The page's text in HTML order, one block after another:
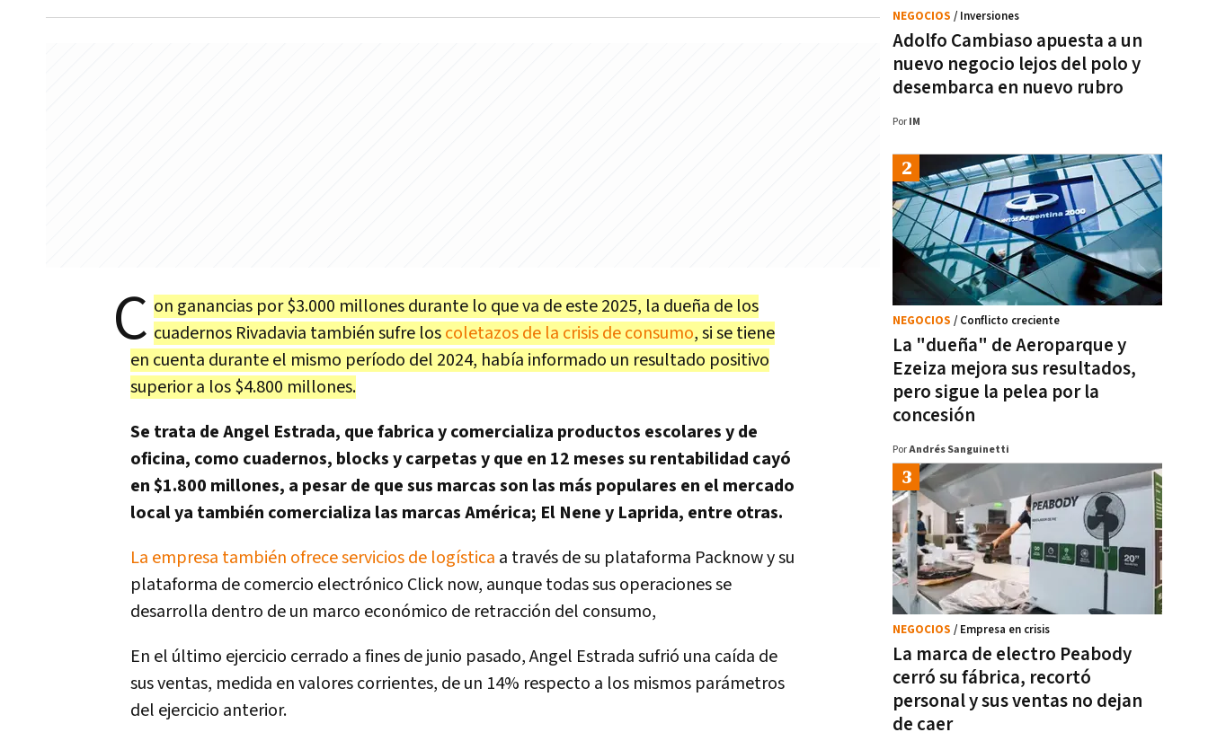
C on ganancias por $3.000 millones durante lo que va de este 2025, la dueña de los
cuadernos Rivadavia también sufre loscoletazos de la crisis de consumo, si se tiene
en cuenta durante el mismo período del 2024, había informado un resultado positivo
superior a los $4.800 millones.
Se trata de Angel Estrada, que fabrica y comercializa productos escolares y de
oficina, como cuadernos, blocks y carpetas y que en 12 meses su rentabilidad cayó
en $1.800 millones, a pesar de que sus marcas son las más populares en el mercado
local ya también comercializa las marcas América; El Nene y Laprida, entre otras.
La empresa también ofrece servicios de logística a través de su plataforma Packnow y su
plataforma de comercio electrónico Click now, aunque todas sus operaciones se
desarrolla dentro de un marco económico de retracción del consumo,
En el último ejercicio cerrado a fines de junio pasado, Angel Estrada sufrió una caída de
sus ventas, medida en valores corrientes, de un 14% respecto a los mismos parámetros
del ejercicio anterior.
Adolfo Cambiaso apuesta a un
nuevo negocio lejos del polo y
desembarca en nuevo rubro
NEGOCIOS / Inversiones
Por IM
La "dueña" de Aeroparque y
Ezeiza mejora sus resultados,
pero sigue la pelea por la
concesión
NEGOCIOS / Conflicto creciente
PorAndrés Sanguinetti
La marca de electro Peabody
cerró su fábrica, recortó
personal y sus ventas no dejan
de caer
NEGOCIOS / Empresa en crisis